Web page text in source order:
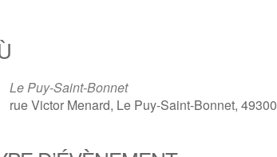
Le Puy-Saint-Bonnet
rue Victor Menard, Le Puy-Saint-Bonnet, 49300